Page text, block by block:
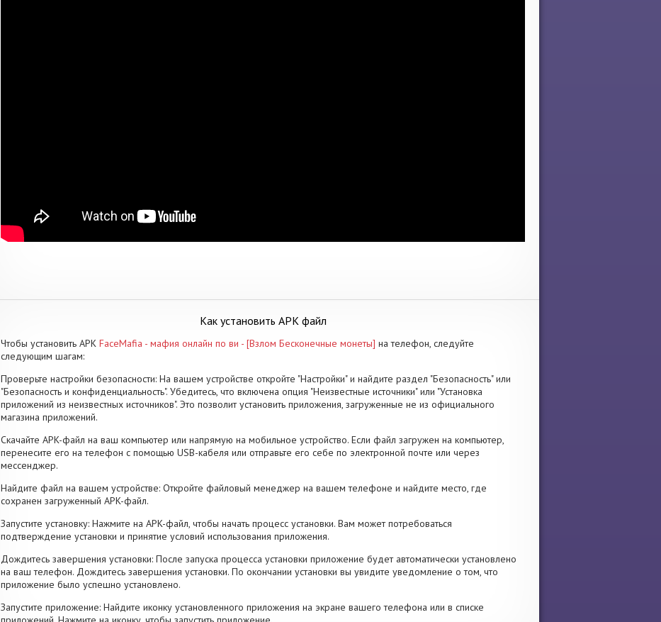
Как установить APK файл
Чтобы установить APK FaceMafia - мафия онлайн по ви - [Взлом Бесконечные монеты] на телефон, следуйте
следующим шагам:
Проверьте настройки безопасности: На вашем устройстве откройте "Настройки" и найдите раздел "Безопасность" или
"Безопасность и конфиденциальность". Убедитесь, что включена опция "Неизвестные источники" или "Установка
приложений из неизвестных источников". Это позволит установить приложения, загруженные не из официального
магазина приложений.
Скачайте APK-файл на ваш компьютер или напрямую на мобильное устройство. Если файл загружен на компьютер,
перенесите его на телефон с помощью USB-кабеля или отправьте его себе по электронной почте или через
мессенджер.
Найдите файл на вашем устройстве: Откройте файловый менеджер на вашем телефоне и найдите место, где
сохранен загруженный APK-файл.
Запустите установку: Нажмите на APK-файл, чтобы начать процесс установки. Вам может потребоваться
подтверждение установки и принятие условий использования приложения.
Дождитесь завершения установки: После запуска процесса установки приложение будет автоматически установлено
на ваш телефон. Дождитесь завершения установки. По окончании установки вы увидите уведомление о том, что
приложение было успешно установлено.
Запустите приложение: Найдите иконку установленного приложения на экране вашего телефона или в списке